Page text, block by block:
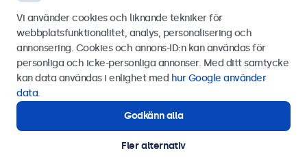
Svenska
© 2026 Beetronics
Skicka
Kontakta våra experter.
Vi använder cookies och liknande tekniker för
webbplatsfunktionalitet, analys, personalisering och
annonsering. Cookies och annons-ID:n kan användas för
personliga och icke-personliga annonser. Med ditt samtycke
kan data användas i enlighet med hur Google använder
data.
Godkänn alla
Fler alternativ